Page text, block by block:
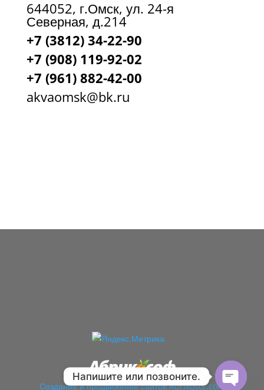
644052, г.Омск, ул. 24-я
Северная, д.214
+7 (3812) 34-22-90
+7 (908) 119-92-02
+7 (961) 882-42-00
akvaomsk@bk.ru
Создание и продвижение сайтов Abrikosof.com
Напишите или позвоните.